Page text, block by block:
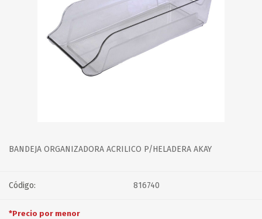
BANDEJA ORGANIZADORA ACRILICO P/HELADERA AKAY
Código: 816740
*Precio por menor